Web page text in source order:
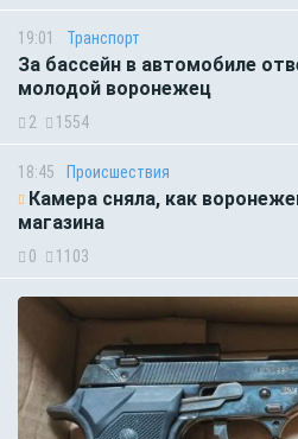
19:01 Транспорт
За бассейн в автомобиле
молодой воронежец
2 1554
18:45 Происшествия
Камера сняла, как
магазина
0 1103